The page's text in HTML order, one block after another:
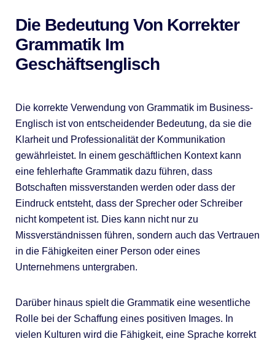
Die Bedeutung Von Korrekter
Grammatik Im
Geschäftsenglisch
Die korrekte Verwendung von Grammatik im Business-
Englisch ist von entscheidender Bedeutung, da sie die
Klarheit und Professionalität der Kommunikation
gewährleistet. In einem geschäftlichen Kontext kann
eine fehlerhafte Grammatik dazu führen, dass
Botschaften missverstanden werden oder dass der
Eindruck entsteht, dass der Sprecher oder Schreiber
nicht kompetent ist. Dies kann nicht nur zu
Missverständnissen führen, sondern auch das Vertrauen
in die Fähigkeiten einer Person oder eines
Unternehmens untergraben.
Darüber hinaus spielt die Grammatik eine wesentliche
Rolle bei der Schaffung eines positiven Images. In
vielen Kulturen wird die Fähigkeit, eine Sprache korrekt